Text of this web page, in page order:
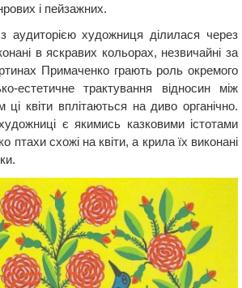
і пейзажних.
аудиторією художниця ділилася через
в яскравих кольорах, незвичайні за
Примаченко грають роль окремого
естетичне трактування відносин між
квіти вплітаються на диво органічно.
є якимись казковими істотами
птахи схожі на квіти, а крила їх виконані